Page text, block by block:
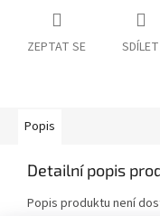
ZEPTAT SE SDÍLET
Popis
Detailní popis
Popis produktu není